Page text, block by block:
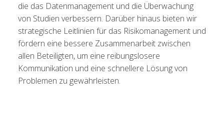
die das Datenmanagement und die Überwachung
von Studien verbessern. Darüber hinaus bieten wir
strategische Leitlinien für das Risikomanagement und
fördern eine bessere Zusammenarbeit zwischen
allen Beteiligten, um eine reibungslosere
Kommunikation und eine schnellere Lösung von
Problemen zu gewährleisten.